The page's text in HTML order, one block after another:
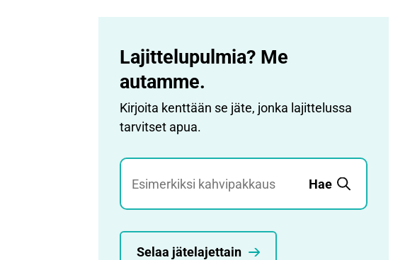
Lajittelupulmia? Me
autamme.
Kirjoita kenttään se jäte, jonka lajittelussa
tarvitset apua.
Jätehaku
Hae
Selaa jätelajettain